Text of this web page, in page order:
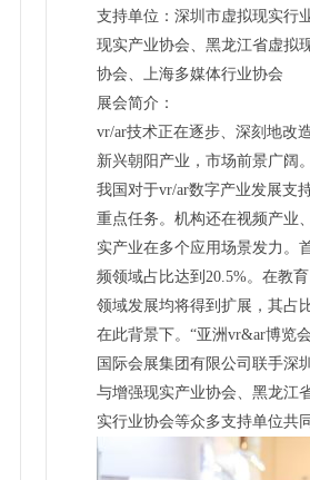
支持单位：深圳市虚拟现实行
现实产业协会、黑龙江省虚拟
协会、上海多媒体行业协会
展会简介：
vr/ar技术正在逐步、深刻地改
新兴朝阳产业，市场前景广阔。
我国对于vr/ar数字产业发展支
重点任务。机构还在视频产业
实产业在多个应用场景发力。
频领域占比达到20.5%。在教
领域发展均将得到扩展，其占
在此背景下。“亚洲vr&ar博览
国际会展集团有限公司联手深
与增强现实产业协会、黑龙江
实行业协会等众多支持单位共